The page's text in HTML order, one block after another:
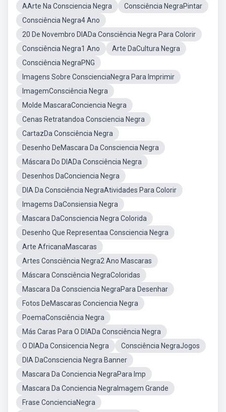
AArte Na Consciencia Negra
Consciência NegraPintar
Consciência Negra4 Ano
20 De Novembro DIADa Consciência Negra Para Colorir
Consciência Negra1 Ano
Arte DaCultura Negra
Consciência NegraPNG
Imagens Sobre ConscienciaNegra Para Imprimir
ImagemConsciência Negra
Molde MascaraConciencia Negra
Cenas Retratandoa Consciencia Negra
CartazDa Consciência Negra
Desenho DeMascara Da Consciencia Negra
Máscara Do DIADa Consciência Negra
Desenhos DaConciencia Negra
DIA Da Consciência NegraAtividades Para Colorir
Imagems DaConsiensia Negra
Mascara DaConsciencia Negra Colorida
Desenho Que Representaa Consciencia Negra
Arte AfricanaMascaras
Artes Consciência Negra2 Ano Mascaras
Máscara Consciência NegraColoridas
Mascara Da Consciencia NegraPara Desenhar
Fotos DeMascaras Conciencia Negra
PoemaConsciência Negra
Más Caras Para O DIADa Consciência Negra
O DIADa Consicencia Negra
Consciência NegraJogos
DIA DaConsciencia Negra Banner
Mascara Da Conciencia NegraPara Imp
Mascara Da Conciencia NegraImagem Grande
Frase ConcienciaNegra